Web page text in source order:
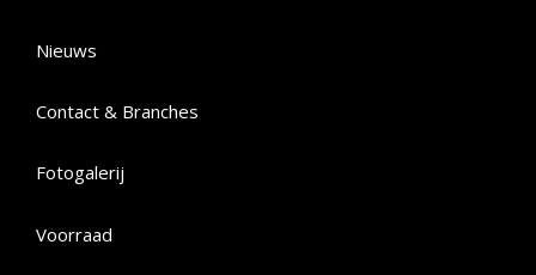
Nieuws
Contact & Branches
Fotogalerij
Voorraad